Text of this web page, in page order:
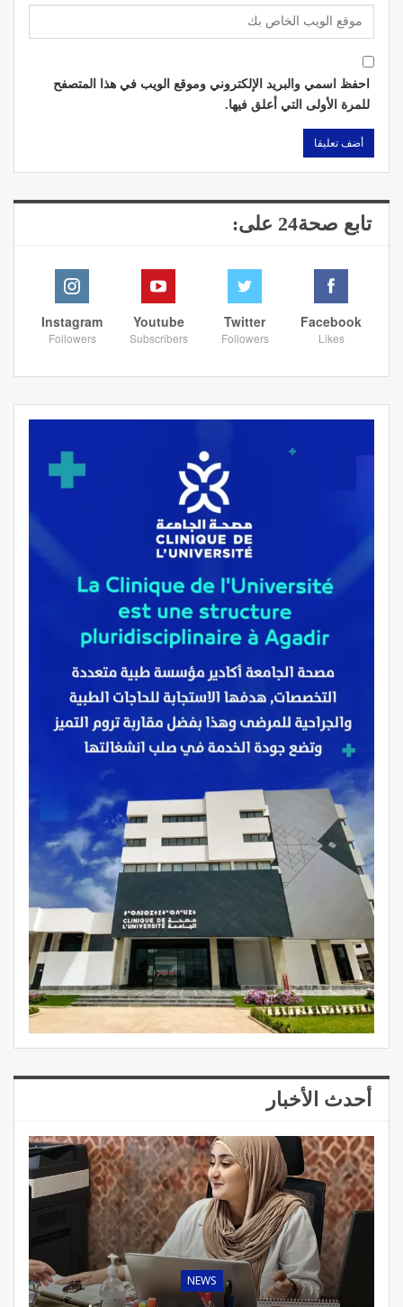
احفظ اسمي والبريد الإلكتروني وموقع الويب في هذا المتصفح
للمرة الأولى التي أعلق فيها.
تابع صحة24 على:
Facebook
Likes
Twitter
Followers
Youtube
Subscribers
Instagram
Followers
أحدث الأخبار
NEWS